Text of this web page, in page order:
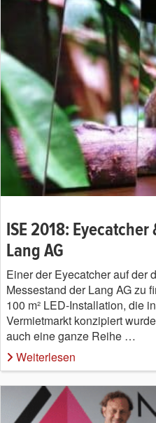
ISE 2018:
Lang AG
Einer der Eyecatcher auf der
Messestand der Lang AG zu
100 m² LED-Installation, die
Vermietmarkt konzipiert
auch eine ganze Reihe …
Weiterlesen